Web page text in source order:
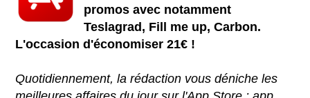
promos avec notamment
Teslagrad, Fill me up, Carbon.
L'occasion d'économiser 21€ !
Quotidiennement, la rédaction vous déniche les